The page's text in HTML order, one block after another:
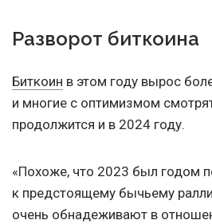
Разворот биткоина
Биткоин в этом году вырос
и многие с оптимизмом
продолжится и в 2024 году.
«Похоже, что 2023 был годом
к предстоящему бычьему
очень обнадеживают в